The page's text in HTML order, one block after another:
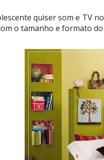
quiser som e TV
o tamanho e formato